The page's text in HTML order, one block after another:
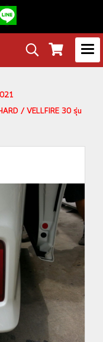
/ VELLFIRE 30 รุ่น